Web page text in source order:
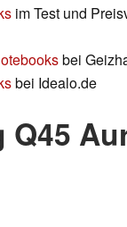
im Test und
bei
bei Idealo.de